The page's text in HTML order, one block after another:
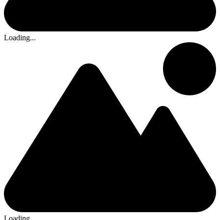
Loading...
Loading...